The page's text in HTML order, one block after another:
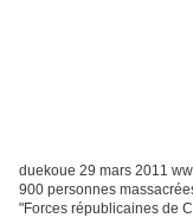
duekoue 29 mars 2011
900 personnes
"Forces républicaines de